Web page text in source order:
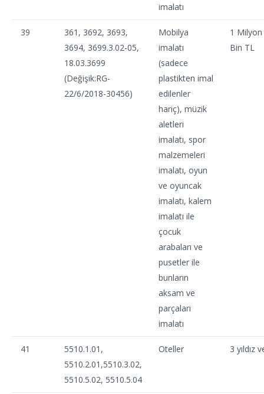
imalatı
39
361, 3692, 3693,
3694, 3699.3.02-05,
18.03.3699
(Değişik:RG-
22/6/2018-30456)
Mobilya
imalatı
(sadece
plastikten imal
edilenler
hariç), müzik
aletleri
imalatı, spor
malzemeleri
imalatı, oyun
ve oyuncak
imalatı, kalem
imalatı ile
çocuk
arabaları ve
pusetler ile
bunların
aksam ve
parçaları
imalatı
1
Bin TL
41
5510.1.01,
5510.2.01,5510.3.02,
5510.5.02, 5510.5.04
Oteller 3 yıldız